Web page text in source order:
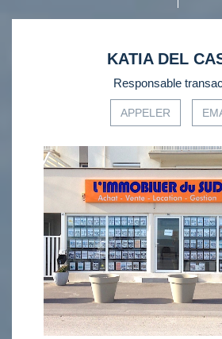
KATIA DEL
Responsable
APPELER